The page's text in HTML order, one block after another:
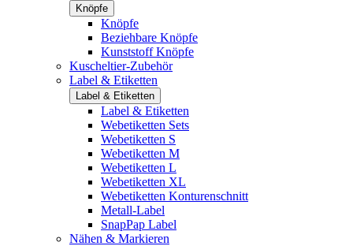
Knöpfe
Knöpfe
Beziehbare Knöpfe
Kunststoff Knöpfe
Kuscheltier-Zubehör
Label & Etiketten
Label & Etiketten
Label & Etiketten
Webetiketten Sets
Webetiketten S
Webetiketten M
Webetiketten L
Webetiketten XL
Webetiketten Konturenschnitt
Metall-Label
SnapPap Label
Nähen & Markieren